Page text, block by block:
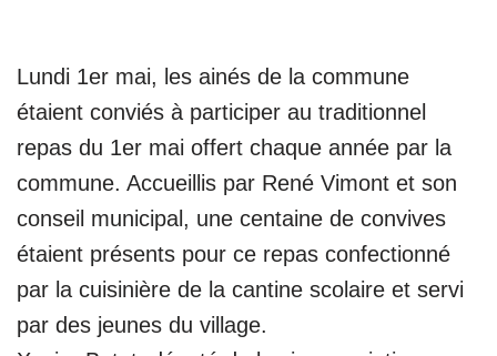
Lundi 1er mai, les ainés de la commune
étaient conviés à participer au traditionnel
repas du 1er mai offert chaque année par la
commune. Accueillis par René Vimont et son
conseil municipal, une centaine de convives
étaient présents pour ce repas confectionné
par la cuisinière de la cantine scolaire et servi
par des jeunes du village.